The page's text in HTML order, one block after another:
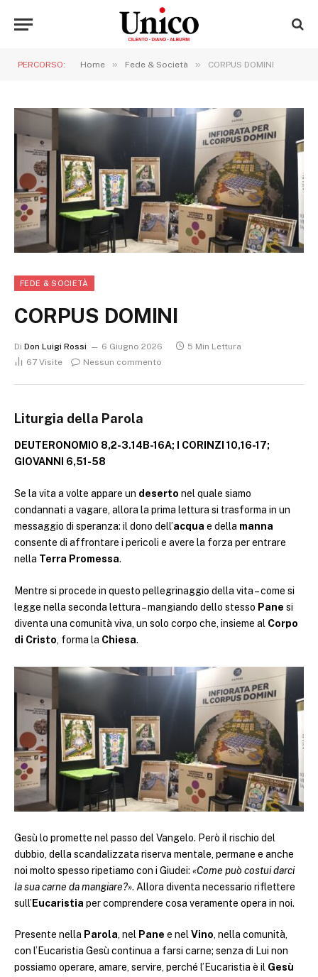
PERCORSO: Home » Fede & Società » CORPUS DOMINI
FEDE & SOCIETÀ
CORPUS DOMINI
Di Don Luigi Rossi 6 Giugno 2026
5 Min Lettura
67 Visite Nessun commento
Liturgia della Parola
DEUTERONOMIO 8,2-3.14B-16A; I CORINZI 10,16-17;
GIOVANNI 6,51-58
Se la vita a volte appare un deserto nel quale siamo
condannati a vagare, allora la prima lettura si trasforma in un
messaggio di speranza: il dono dell’acqua e della manna
consente di affrontare i pericoli e avere la forza per entrare
nella Terra Promessa.
Mentre si procede in questo pellegrinaggio della vita – come si
legge nella seconda lettura – mangiando dello stesso Pane si
diventa una comunità viva, un solo corpo che, insieme al Corpo
di Cristo, forma la Chiesa.
Gesù lo promette nel passo del Vangelo. Però il rischio del
dubbio, della scandalizzata riserva mentale, permane e anche
noi molto spesso ripetiamo con i Giudei: «Come può costui darci
la sua carne da mangiare?». Allora diventa necessario riflettere
sull’ Eucaristia per comprendere cosa veramente opera in noi.
Presente nella Parola, nel Pane e nelVino, nella comunità,
con l’Eucaristia Gesù continua a farsi carne; senza di Lui non
possiamo operare, amare, servire, perché l’Eucaristia è il Gesù